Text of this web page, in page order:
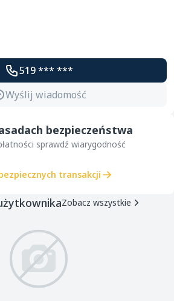
519 *** ***
Wyślij wiadomość
bezpieczeństwa
sprawdź wiarygodność
transakcji
Zobacz wszystkie